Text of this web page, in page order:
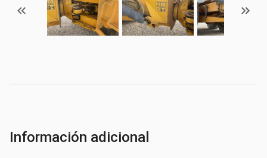
Información adicional